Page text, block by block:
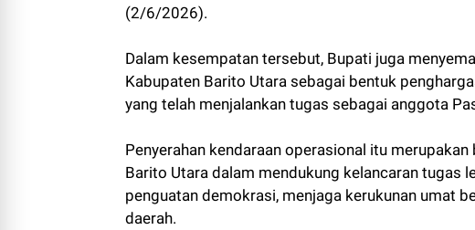
(2/6/2026).
Dalam kesempatan tersebut, Bupati juga
Kabupaten Barito Utara sebagai bentuk
yang telah menjalankan tugas sebagai anggota
Penyerahan kendaraan operasional itu
Barito Utara dalam mendukung kelancaran tugas
penguatan demokrasi, menjaga kerukunan umat
daerah.